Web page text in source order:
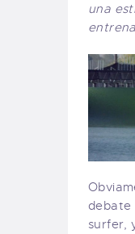
una
debate
surfer,